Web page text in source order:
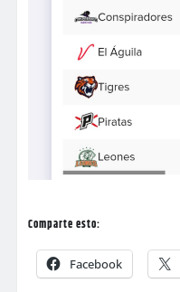
Comparte esto:
Facebook